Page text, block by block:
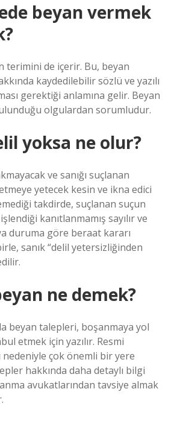
beyan vermek
terimini de içerir. Bu, beyan
kaydedilebilir sözlü ve yazılı
gerektiği anlamına gelir. Beyan
olgulardan sorumludur.
yoksa ne olur?
ve sanığı suçlanan
yetecek kesin ve ikna edici
takdirde, suçlanan suçun
kanıtlanmamış sayılır ve
duruma göre beraat kararı
sanık “delil yetersizliğinden
ne demek?
beyan talepleri, boşanmaya yol
etmek için yazılır. Resmi
nedeniyle çok önemli bir yere
hakkında daha detaylı bilgi
avukatlarından tavsiye almak